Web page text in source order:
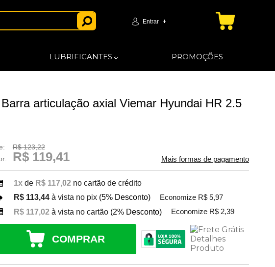
Entrar
LUBRIFICANTES PROMOÇÕES
articulação axial Viemar Hyundai HR 2.5
R$ 123,22
R$ 119,41 Mais formas de pagamento
1x de R$ 117,02 no cartão de crédito
R$ 113,44à vista no pix (5% Desconto) Economize R$ 5,97
R$ 117,02à vista no cartão (2% Desconto) Economize R$ 2,39
COMPRAR